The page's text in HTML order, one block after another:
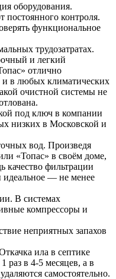
оборудования.
контроля.
функциональное
трудозатратах.
и легкий
отлично
и в любых климатических
очистной системы не
под ключ в компании
низких в Московской и
вод. Произведя
«Топас» в своём доме,
качество фильтрации
идеальное — не менее
В системах
компрессоры и
неприятных запахов
ила в септике
раз в 4-5 месяцев, а в
самостоятельно.